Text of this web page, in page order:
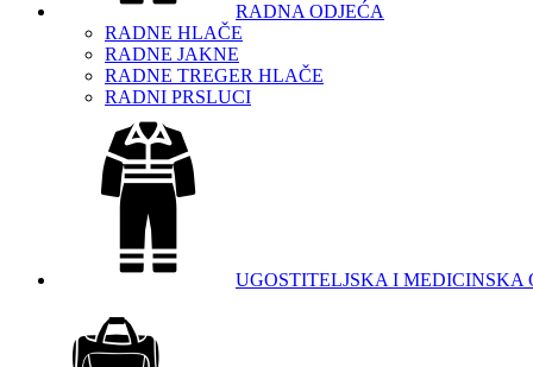
RADNA ODJEĆA
RADNE HLAČE
RADNE JAKNE
RADNE TREGER HLAČE
RADNI PRSLUCI
UGOSTITELJSKA I MEDICINSKA